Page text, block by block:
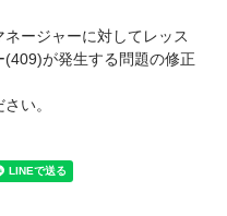
ネージャーに対してレッス
が発生する問題の修正
い。